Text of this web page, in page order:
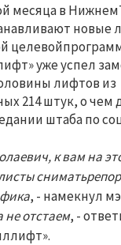
месяца в
новые
уже успел
лифтов из
214 штук, о чем
штаба по
к вам на
, - намекнул
отстаем, -